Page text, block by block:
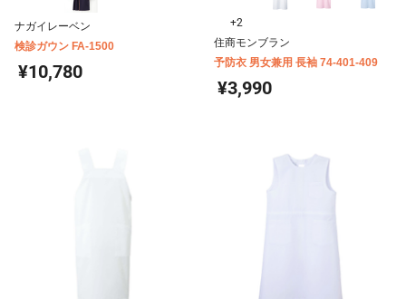
ナガイレーベン
検診ガウン FA-1500
¥10,780
+2
住商モンブラン
予防衣 男女兼用 長袖 74-401-409
¥3,990